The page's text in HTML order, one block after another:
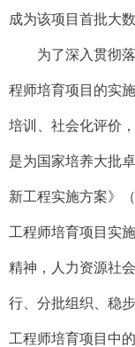
成为该项目首批大
为了深入贯彻
程师培育项目的实
培训、社会化评价
是为国家培养大批
新工程实施方案》
工程师培育项目实
精神，人力资源社
行、分批组织、稳
工程师培育项目中